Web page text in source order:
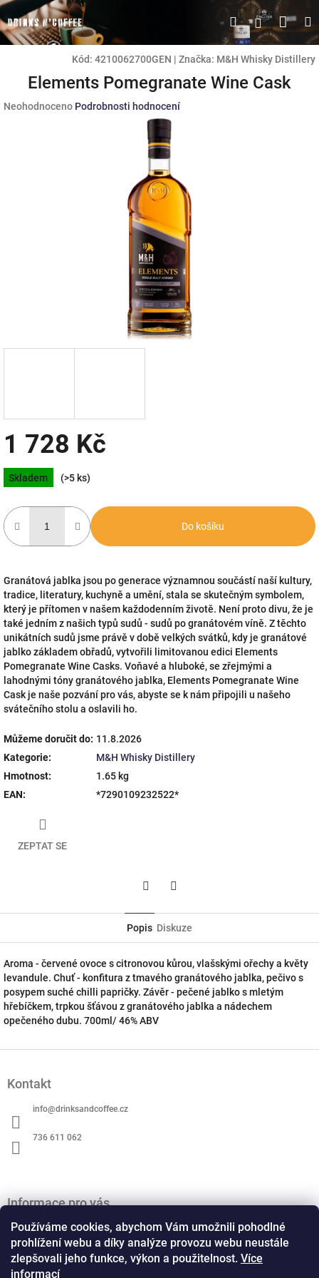
Používáme cookies, abychom Vám umožnili pohodlné
prohlížení webu a díky analýze provozu webu neustále
zlepšovali jeho funkce, výkon a použitelnost. Více
informací
Přejít
na
obsah
HledatPřihlášení
Kód: 4210062700GEN | Značka: M&H Whisky Distillery
Elements Pomegranate Wine Cask
Průměrné
Neohodnoceno Podrobnosti hodnocení
1 728 Kč
Měrná
cena:
Skladem (>5 ks)
Do košíku
Granátová jablka jsou po generace významnou součástí naší kultury,
tradice, literatury, kuchyně a umění, stala se skutečným symbolem,
který je přítomen v našem každodenním životě. Není proto divu, že je
také jedním z našich typů sudů - sudů po granátovém víně. Z těchto
unikátních sudů jsme právě v době velkých svátků, kdy je granátové
jablko základem obřadů, vytvořili limitovanou edici Elements
Pomegranate Wine Casks. Voňavé a hluboké, se zřejmými a
lahodnými tóny granátového jablka, Elements Pomegranate Wine
Cask je naše pozvání pro vás, abyste se k nám připojili u našeho
svátečního stolu a oslavili ho.
Můžeme doručit do: 11.8.2026
Kategorie:
M&H Whisky Distillery
Hmotnost:
1.65 kg
EAN: *7290109232522*
ZEPTAT SE
Popis Diskuze
Aroma - červené ovoce s citronovou kůrou, vlašskými ořechy a květy
levandule. Chuť - konfitura z tmavého granátového jablka, pečivo s
posypem suché chilli papričky. Závěr - pečené jablko s mletým
hřebíčkem, trpkou šťávou z granátového jablka a nádechem
opečeného dubu. 700ml/ 46% ABV
Kontakt
info@drinksandcoffee.cz
736 611 062
Informace pro vás
O nás
Obchodní podmínky
Podmínky ochrany osobních údajů
Kontaktní formulář